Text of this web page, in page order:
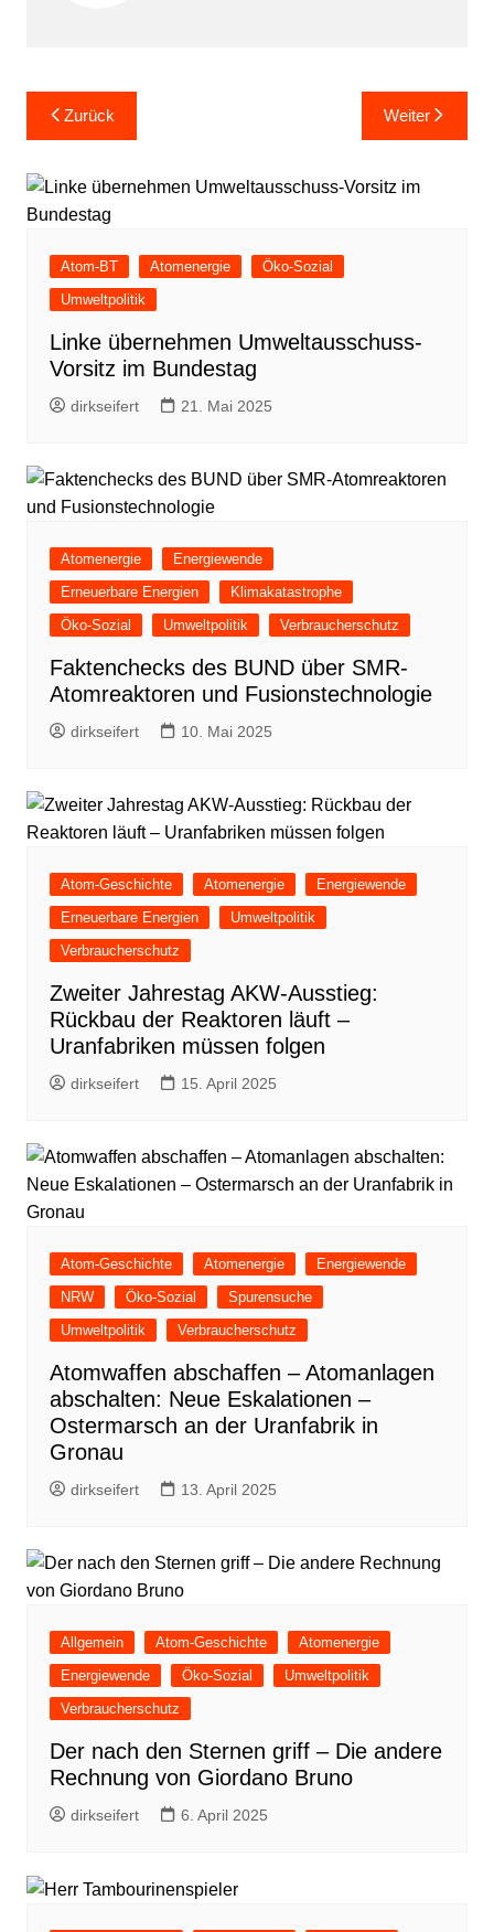
Beitragsnavigation
Zurück Weiter
Atom-BT Atomenergie
Öko-Sozial
Umweltpolitik
Linke übernehmen Umweltausschuss-
Vorsitz im Bundestag
dirkseifert 21. Mai 2025
Atomenergie
Energiewende
Erneuerbare Energien
Klimakatastrophe
Öko-Sozial
Umweltpolitik Verbraucherschutz
Faktenchecks des BUND über SMR-
Atomreaktoren und Fusionstechnologie
dirkseifert 10. Mai 2025
Atom-Geschichte Atomenergie
Energiewende
Erneuerbare Energien
Umweltpolitik
Verbraucherschutz
Zweiter Jahrestag AKW-Ausstieg:
Rückbau der Reaktoren läuft –
Uranfabriken müssen folgen
dirkseifert 15. April 2025
Atom-Geschichte Atomenergie
Energiewende
NRW
Öko-Sozial
Spurensuche
Umweltpolitik
Verbraucherschutz
Atomwaffen abschaffen – Atomanlagen
abschalten: Neue Eskalationen –
Ostermarsch an der Uranfabrik in
Gronau
dirkseifert 13. April 2025
Allgemein Atom-Geschichte
Atomenergie
Energiewende
Öko-Sozial
Umweltpolitik
Verbraucherschutz
Der nach den Sternen griff – Die andere
Rechnung von Giordano Bruno
dirkseifert 6. April 2025